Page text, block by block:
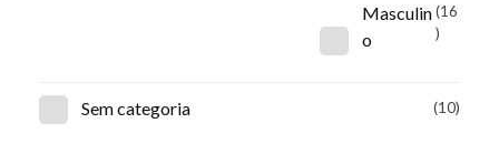
Masculin
o
(16
)
Sem categoria (10)